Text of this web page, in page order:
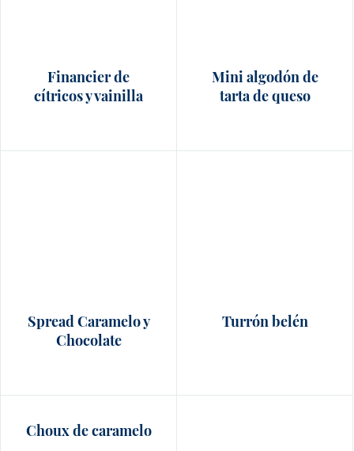
Financier de
cítricos y vainilla
Mini algodón de
tarta de queso
Spread Caramelo y
Chocolate
Turrón belén
Choux de caramelo